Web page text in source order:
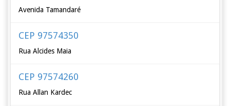
Avenida Tamandaré
CEP 97574350
Rua Alcides Maia
CEP 97574260
Rua Allan Kardec